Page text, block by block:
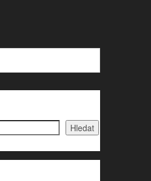
Hledat